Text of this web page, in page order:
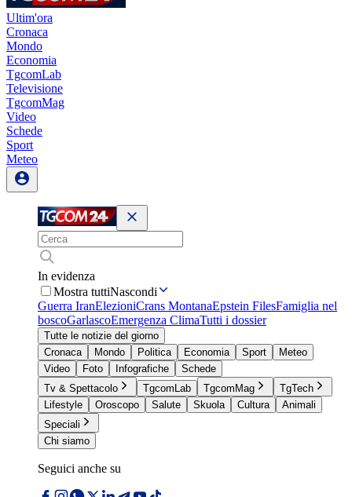
Ultim'ora
Cronaca
Mondo
Economia
TgcomLab
Televisione
TgcomMag
Video
Schede
Sport
Meteo
In evidenza
Mostra tuttiNascondi
Guerra IranElezioniCrans MontanaEpstein FilesFamiglia nel
boscoGarlascoEmergenza ClimaTutti i dossier
Tutte le notizie del giorno
Cronaca
Mondo Politica Economia Sport
Meteo
Video
Foto Infografiche
Schede
Tv & Spettacolo
TgcomLab TgcomMag
TgTech
Lifestyle
Oroscopo Salute Skuola Cultura
Animali
Speciali
Chi siamo
Seguici anche su